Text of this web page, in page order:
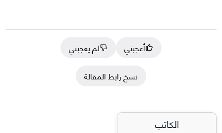
أعجبني
لم يعجبني
نسخ رابط المقالة
الكاتب